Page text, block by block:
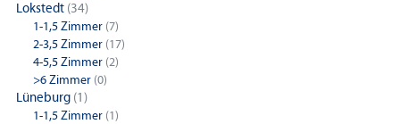
Lokstedt (34)
1-1,5 Zimmer (7)
2-3,5 Zimmer (17)
4-5,5 Zimmer (2)
>6 Zimmer (0)
Lüneburg (1)
1-1,5 Zimmer (1)